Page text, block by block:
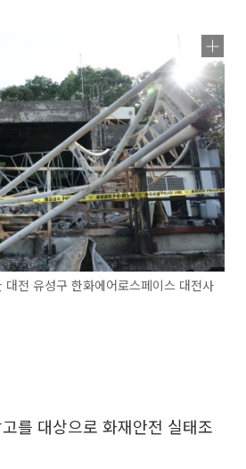
전 유성구 한화에어로스페이스 대전사
를 대상으로 화재안전 실태조